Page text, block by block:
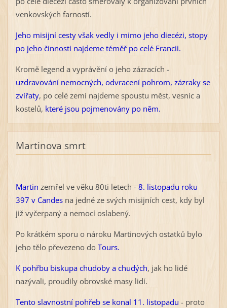
venkovských farností.
Jeho misijní cesty však vedly i mimo jeho diecézi, stopy
po jeho činnosti najdeme téměř po celé Francii.
Kromě legend a vyprávění o jeho zázracích -
uzdravování nemocných, odvracení pohrom, zázraky se
zvířaty, po celé zemi najdeme spoustu měst, vesnic a
kostelů, které jsou pojmenovány po něm.
Martinova smrt
Martin zemřel ve věku 80ti letech - 8. listopadu roku
397 v Candes na jedné ze svých misijních cest, kdy byl
již vyčerpaný a nemocí oslabený.
Po krátkém sporu o nároku Martinových ostatků bylo
jeho tělo převezeno do Tours.
K pohřbu biskupa chudoby a chudých, jak ho lidé
nazývali, proudily obrovské masy lidí.
Tento slavnostní pohřeb se konal 11. listopadu - proto